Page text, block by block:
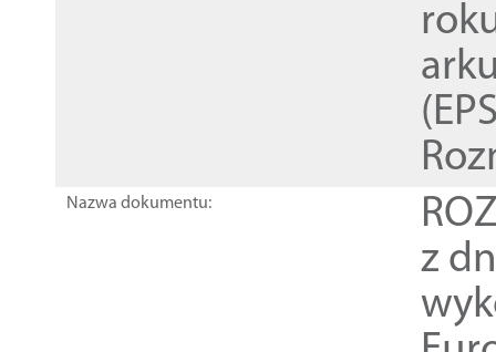
Nazwa dokumentu:
z